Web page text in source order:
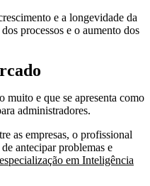
e a longevidade da
processos e o aumento dos
muito e que se apresenta como
administradores.
as empresas, o profissional
antecipar problemas e
especialização em Inteligência